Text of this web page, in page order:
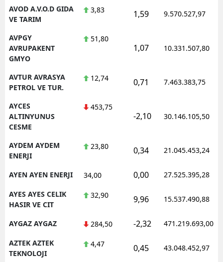
AVOD A.V.O.D GIDA
VE TARIM
3,83 1,59 9.570.527,97
AVPGY
AVRUPAKENT
GMYO
51,80
1,07 10.331.507,80
AVTUR AVRASYA
PETROL VE TUR.
12,74 0,71 7.463.383,75
AYCES
ALTINYUNUS
CESME
453,75
-2,10 30.146.105,50
AYDEM AYDEM
ENERJI
23,80 0,34 21.045.453,24
AYEN AYEN ENERJI 34,00 0,00 27.525.395,28
AYES AYES CELIK
HASIR VE CIT
32,90 9,96 15.537.490,88
AYGAZ AYGAZ 284,50 -2,32 471.219.693,00
AZTEK AZTEK
TEKNOLOJI
4,47 0,45 43.048.452,97